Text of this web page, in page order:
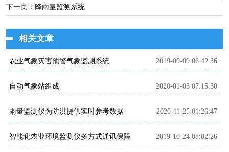
下一页： 降雨量监测系统
相关文章
农业气象灾害预警气象监测系统 2019-09-09 06:42:36
自动气象站组成 2020-01-03 07:15:30
雨量监测仪为防洪提供实时参考数据 2020-11-25 01:26:47
智能化农业环境监测仪多方式通讯保障 2019-10-24 08:02:26